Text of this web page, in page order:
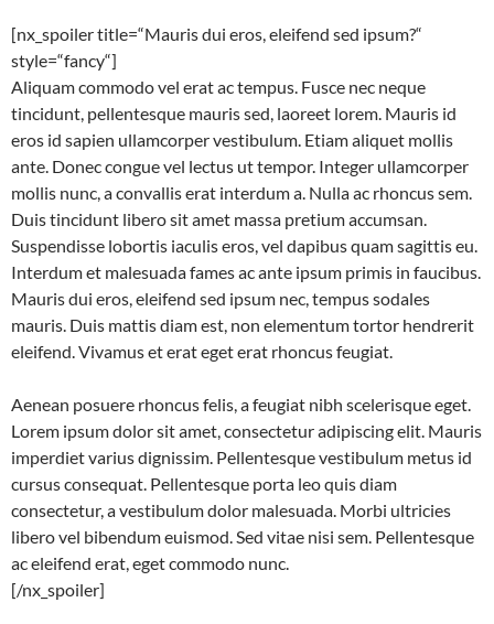
[nx_spoiler title=“Mauris dui eros, eleifend sed ipsum?“
style=“fancy“]
Aliquam commodo vel erat ac tempus. Fusce nec neque
tincidunt, pellentesque mauris sed, laoreet lorem. Mauris id
eros id sapien ullamcorper vestibulum. Etiam aliquet mollis
ante. Donec congue vel lectus ut tempor. Integer ullamcorper
mollis nunc, a convallis erat interdum a. Nulla ac rhoncus sem.
Duis tincidunt libero sit amet massa pretium accumsan.
Suspendisse lobortis iaculis eros, vel dapibus quam sagittis eu.
Interdum et malesuada fames ac ante ipsum primis in faucibus.
Mauris dui eros, eleifend sed ipsum nec, tempus sodales
mauris. Duis mattis diam est, non elementum tortor hendrerit
eleifend. Vivamus et erat eget erat rhoncus feugiat.
Aenean posuere rhoncus felis, a feugiat nibh scelerisque eget.
Lorem ipsum dolor sit amet, consectetur adipiscing elit. Mauris
imperdiet varius dignissim. Pellentesque vestibulum metus id
cursus consequat. Pellentesque porta leo quis diam
consectetur, a vestibulum dolor malesuada. Morbi ultricies
libero vel bibendum euismod. Sed vitae nisi sem. Pellentesque
ac eleifend erat, eget commodo nunc.
[/nx_spoiler]